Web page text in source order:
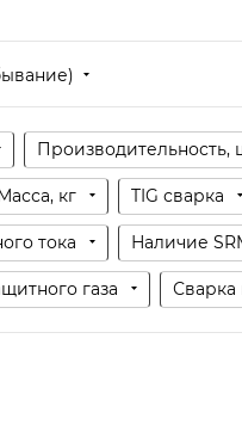
Производительность,
кг TIG сварка
тока Наличие
газа Сварка